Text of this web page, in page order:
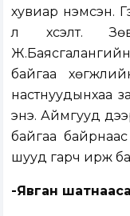
хувиар нэмсэн.
л хүсэлт.
байгаа
настнуудынхаа
энэ. Аймгууд
байгаа
шууд гарч ирж
-Явган